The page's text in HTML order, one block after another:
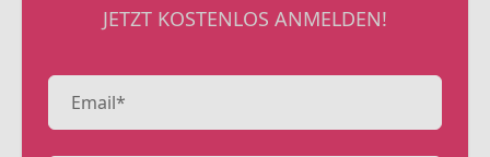
JETZT KOSTENLOS ANMELDEN!